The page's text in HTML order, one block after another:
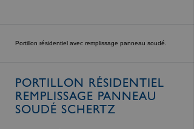
Portillon résidentiel avec remplissage panneau soudé.
PORTILLON RÉSIDENTIEL
REMPLISSAGE PANNEAU
SOUDÉ SCHERTZ